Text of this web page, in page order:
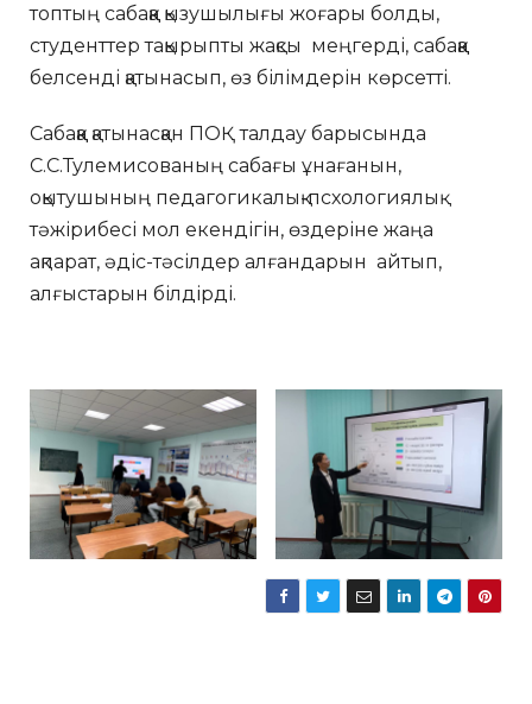
топтың сабаққа қызушылығы жоғары болды,
студенттер тақырыпты жақсы меңгерді, сабаққа
белсенді қатынасып, өз білімдерін көрсетті.
Сабаққа қатынасқан ПОҚ талдау барысында
С.С.Тулемисованың сабағы ұнағанын,
оқытушының педагогикалық-псхологиялық
тәжірибесі мол екендігін, өздеріне жаңа
ақпарат, әдіс-тәсілдер алғандарын айтып,
алғыстарын білдірді.